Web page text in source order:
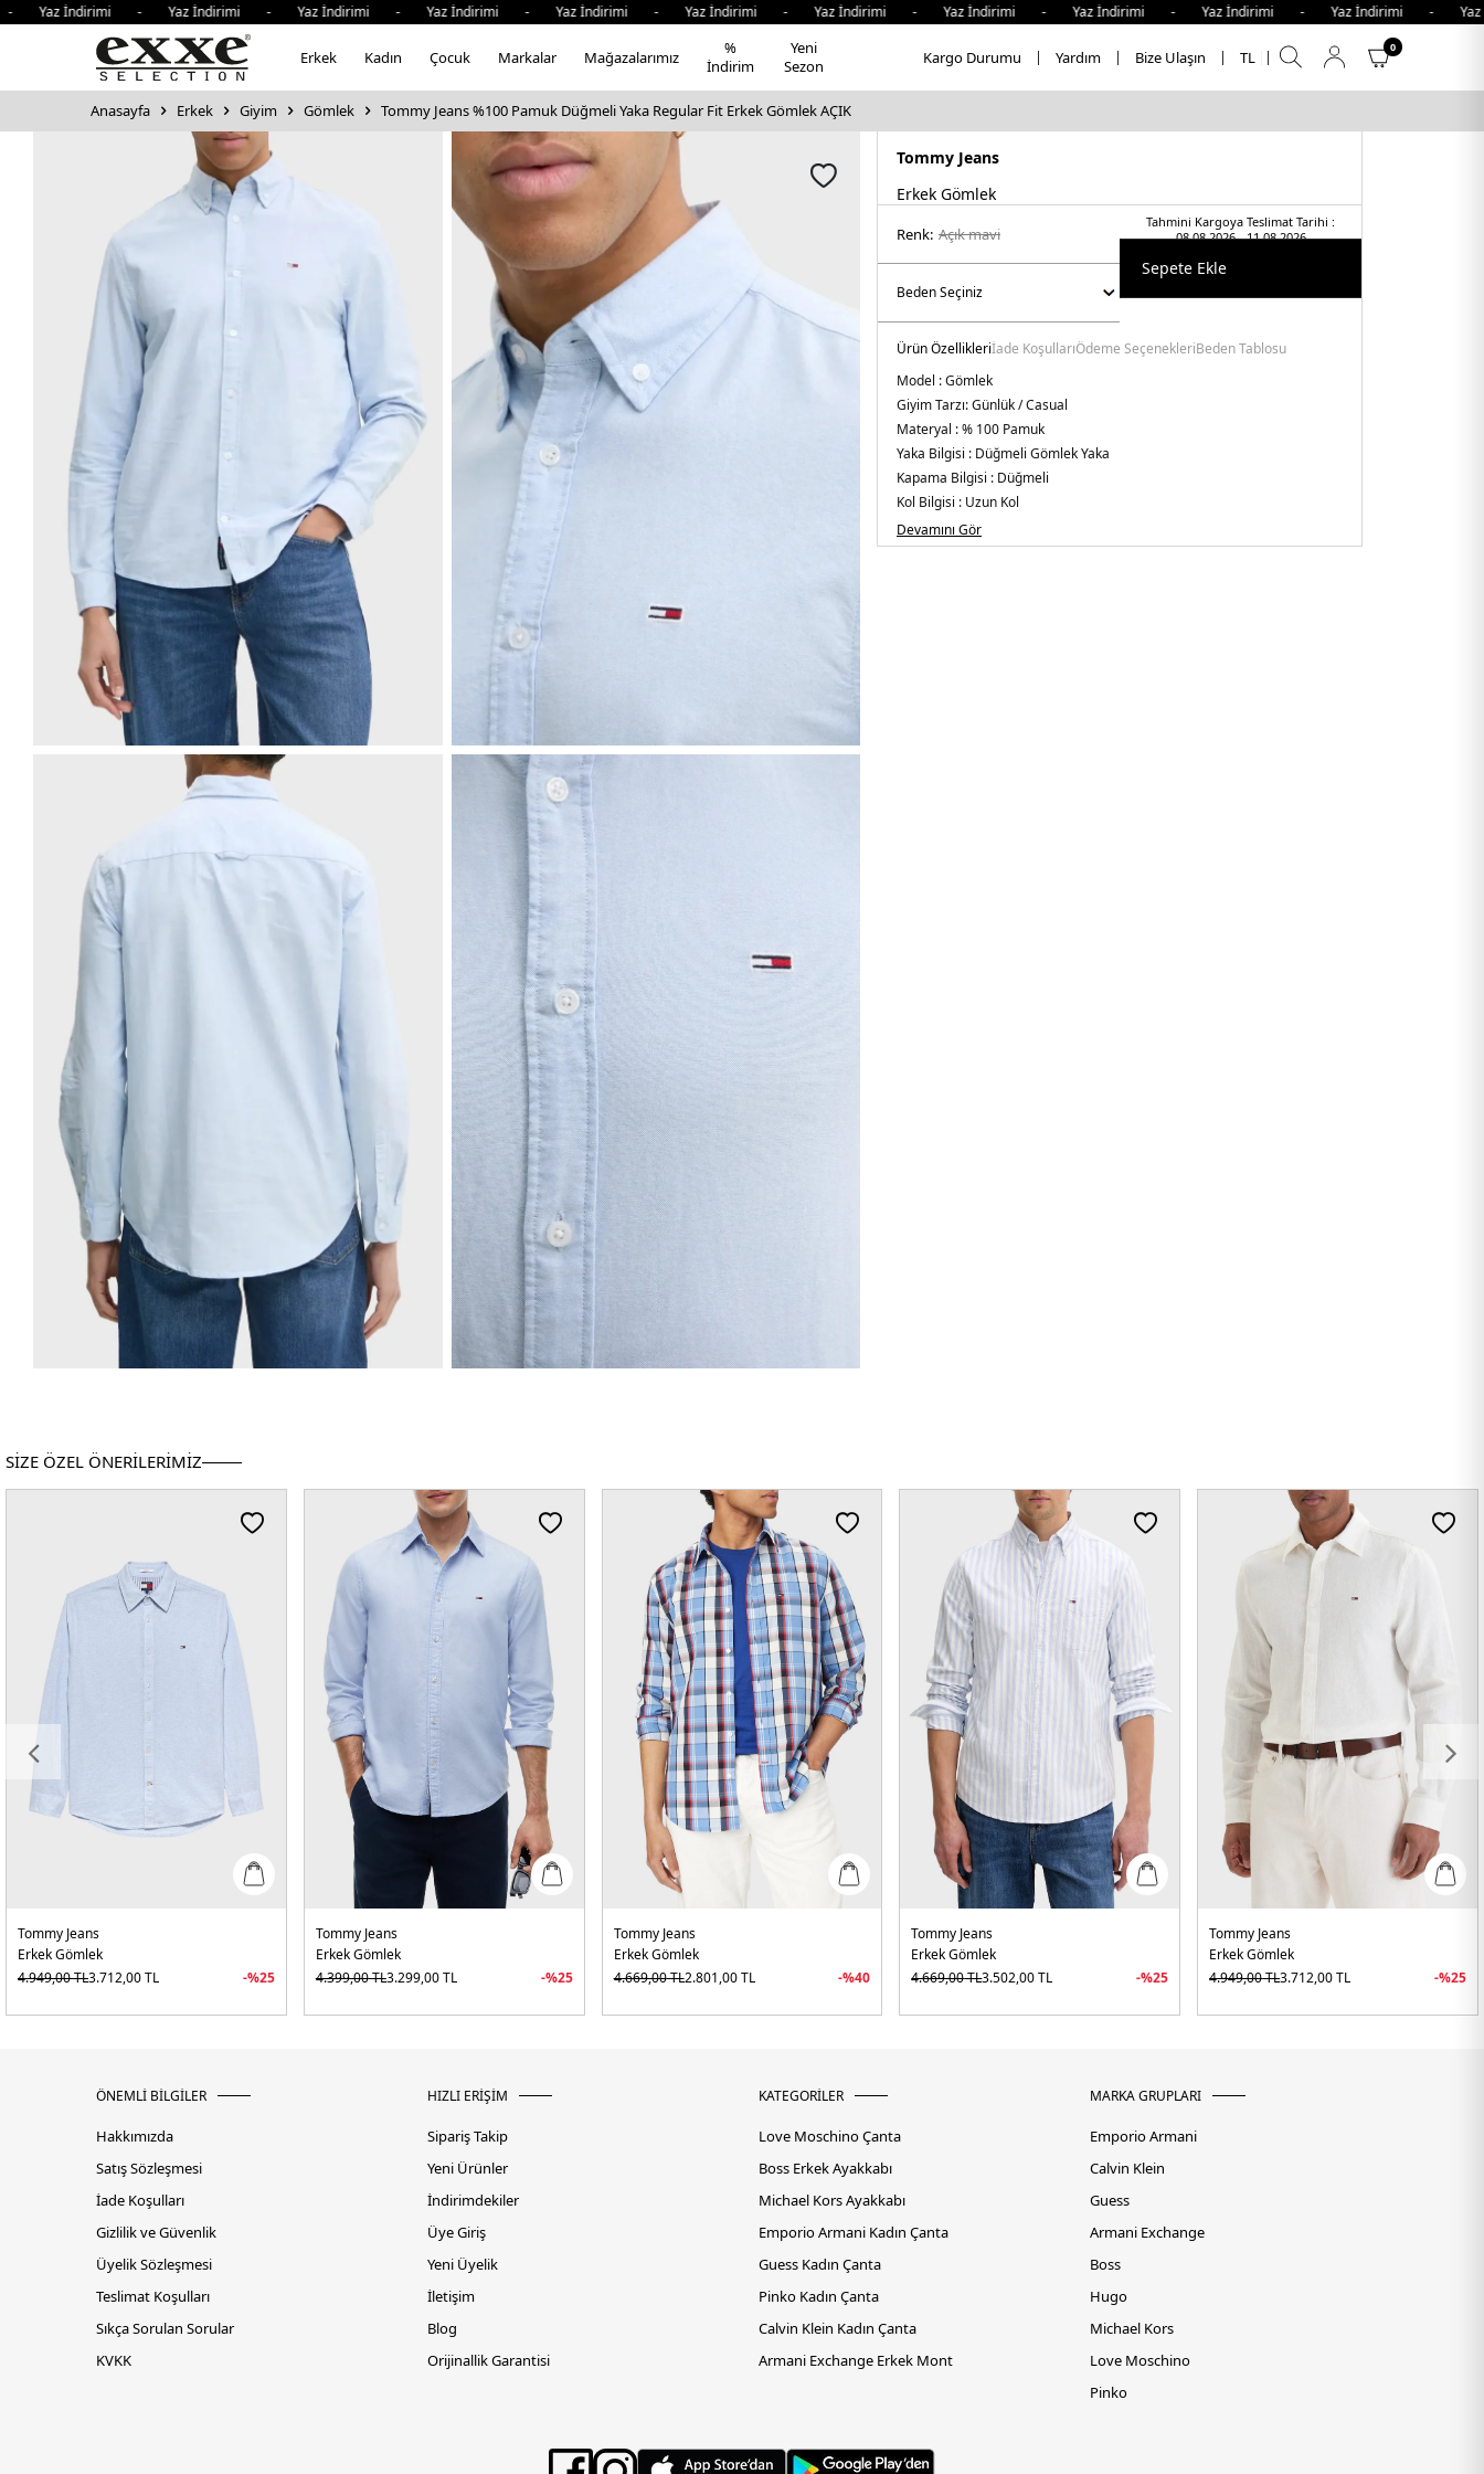
İndirimi - Yaz İndirimi - Yaz İndirimi - Yaz İndirimi - Yaz İndirimi - Yaz İndirimi - Yaz İndirimi - Yaz İndirimi - Yaz İndirimi - Yaz İndirimi - Yaz İndirimi -
Erkek Kadın Çocuk Markalar Mağazalarımız
%
İndirim
Yeni
Sezon
Kargo Durumu Yardım Bize Ulaşın TL
0
Anasayfa Erkek Giyim Gömlek Tommy Jeans %100 Pamuk Düğmeli Yaka Regular Fit Erkek Gömlek AÇIK
Tommy Jeans
Erkek Gömlek
Tahmini Kargoya Teslimat Tarihi :
08.08.2026 - 11.08.2026
Renk: açik mavi̇
Sepete Ekle
Ürün Özellikleriİade KoşullarıÖdeme SeçenekleriBeden Tablosu
Model :Gömlek
Giyim Tarzı:Günlük / Casual
Materyal :% 100 Pamuk
Yaka Bilgisi : Düğmeli Gömlek Yaka
Kapama Bilgisi : Düğmeli
Kol Bilgisi : Uzun Kol
Kalıp Bilgisi :Regular Fit
Üretim Yeri :Banglades
Devamını Gör
SİZE ÖZEL ÖNERİLERİMİZ
Tommy Jeans
Erkek Gömlek
4.949,00TL3.712,00TL -%25
Tommy Jeans
Erkek Gömlek
4.399,00TL3.299,00TL -%25
Tommy Jeans
Erkek Gömlek
4.669,00TL2.801,00TL -%40
Tommy Jeans
Erkek Gömlek
4.669,00TL3.502,00TL -%25
Tommy Jeans
Erkek Gömlek
4.949,00TL3.712,00TL -%25
ÖNEMLİ BİLGİLER
Hakkımızda
Satış Sözleşmesi
İade Koşulları
Gizlilik ve Güvenlik
Üyelik Sözleşmesi
Teslimat Koşulları
Sıkça Sorulan Sorular
KVKK
HIZLI ERİŞİM
Sipariş Takip
Yeni Ürünler
İndirimdekiler
Üye Giriş
Yeni Üyelik
İletişim
Blog
Orijinallik Garantisi
KATEGORİLER
Love Moschino Çanta
Boss Erkek Ayakkabı
Michael Kors Ayakkabı
Emporio Armani Kadın Çanta
Guess Kadın Çanta
Pinko Kadın Çanta
Calvin Klein Kadın Çanta
Armani Exchange Erkek Mont
MARKA GRUPLARI
Emporio Armani
Calvin Klein
Guess
Armani Exchange
Boss
Hugo
Michael Kors
Love Moschino
Pinko